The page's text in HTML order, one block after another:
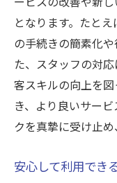
となります。たと
の手続きの簡素化
た、スタッフの対
客スキルの向上を
き、より良いサー
クを真摯に受け止
安心して利用でき